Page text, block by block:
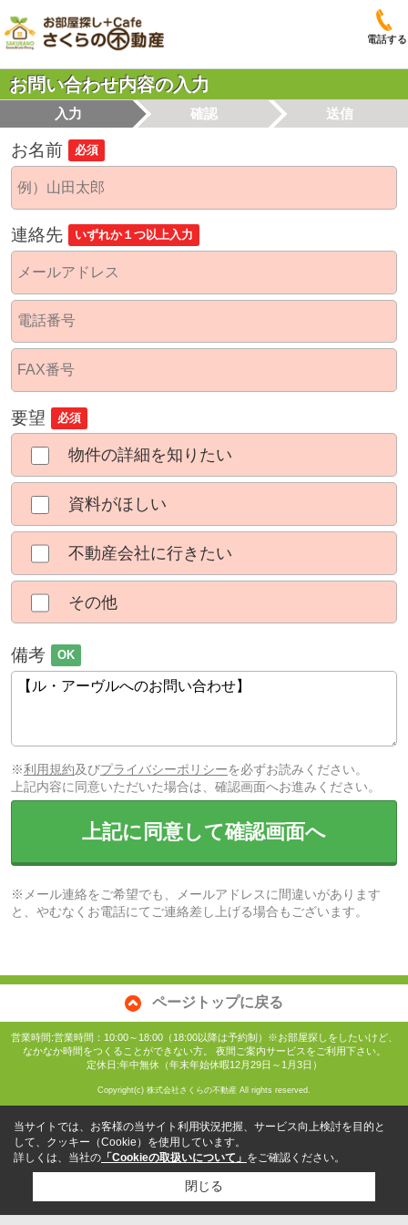
電話する
お問い合わせ内容の入力
入力 確認 送信
お名前 必須
連絡先 いずれか１つ以上入力
要望 必須
物件の詳細を知りたい
資料がほしい
不動産会社に行きたい
その他
備考 OK
※利用規約及びプライバシーポリシーを必ずお読みください。
上記内容に同意いただいた場合は、確認画面へお進みください。
上記に同意して確認画面へ
※メール連絡をご希望でも、メールアドレスに間違いがあります
と、やむなくお電話にてご連絡差し上げる場合もございます。
ページトップに戻る
営業時間:営業時間：10:00～18:00（18:00以降は予約制）※お部屋探しをしたいけど、
なかなか時間をつくることができない方。 夜間ご案内サービスをご利用下さい。
定休日:年中無休（年末年始休暇12月29日～1月3日）
Copyright(c) 株式会社さくらの不動産 All rights reserved.
当サイトでは、お客様の当サイト利用状況把握、サービス向上検討を目的と
して、クッキー（Cookie）を使用しています。
詳しくは、当社の 「Cookieの取扱いについて」 をご確認ください。
閉じる